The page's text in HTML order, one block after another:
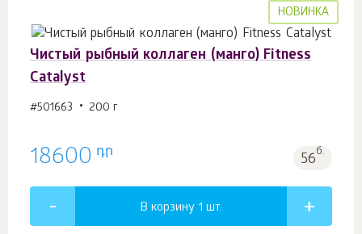
НОВИНКА
Чистый рыбный коллаген (манго) Fitness
Catalyst
#501663 200 г
18600 դր 56б.
В корзину 1 шт.